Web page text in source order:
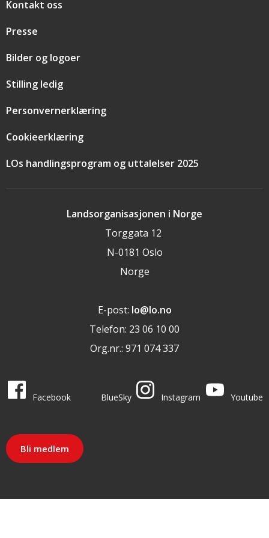
Landsorganisasjonen i Norge
Torggata 12
N-0181 Oslo
Norge
E-post: lo@lo.no
Telefon: 23 06 10 00
Org.nr.: 971 074 337
Snarveier
Kontakt oss
Presse
Bilder og logoer
Stilling ledig
Personvernerklæring
Cookieerklæring
LOs handlingsprogram og uttalelser 2025
LO i sosiale medier
Facebook
BlueSky
Instagram
Youtube
Bli medlem